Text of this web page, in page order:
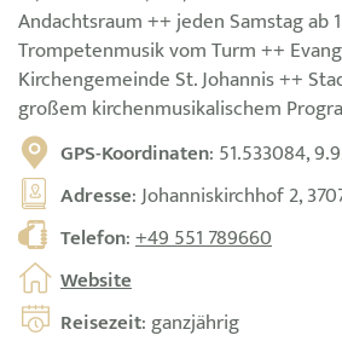
Andachtsraum ++ jeden Samstag ab
Trompetenmusik vom Turm ++
Kirchengemeinde St. Johannis ++
großem kirchenmusikalischem
GPS-Koordinaten: 51.533084,
Adresse: Johanniskirchhof 2,
Telefon:+49 551 789660
Website
Reisezeit: ganzjährig